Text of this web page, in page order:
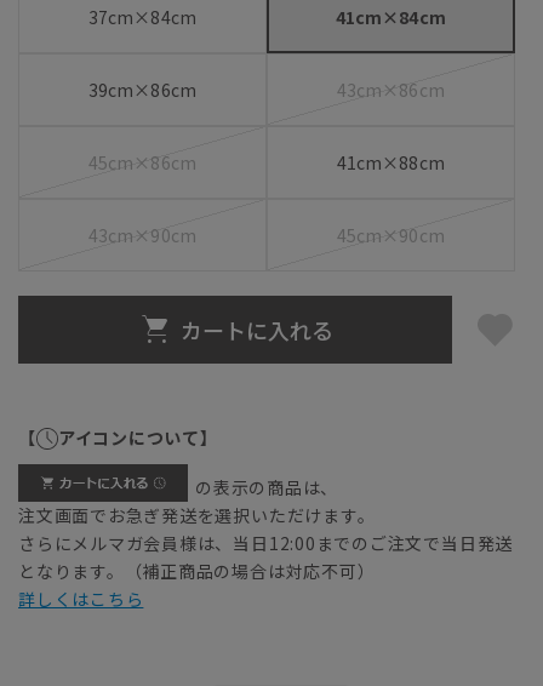
37cm×84cm 41cm×84cm
39cm×86cm 43cm×86cm
45cm×86cm 41cm×88cm
43cm×90cm 45cm×90cm
カートに入れる
【 アイコンについて】
の表示の商品は、
注文画面でお急ぎ発送を選択いただけます。
さらにメルマガ会員様は、当日12:00までのご注文で当日発送
となります。（補正商品の場合は対応不可）
詳しくはこちら